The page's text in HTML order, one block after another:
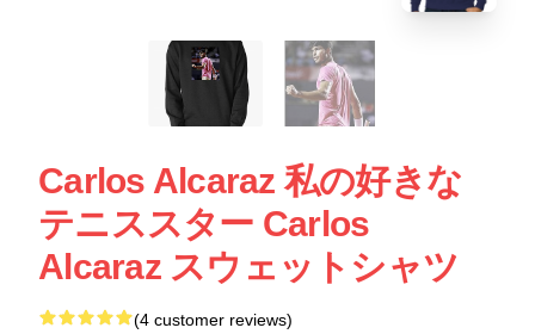
Carlos Alcaraz 私の好きな
テニススター Carlos
Alcaraz スウェットシャツ
(4 customer reviews)